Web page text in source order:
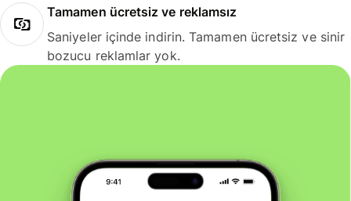
Tamamen ücretsiz ve reklamsız
Saniyeler içinde indirin. Tamamen ücretsiz ve sinir
bozucu reklamlar yok.